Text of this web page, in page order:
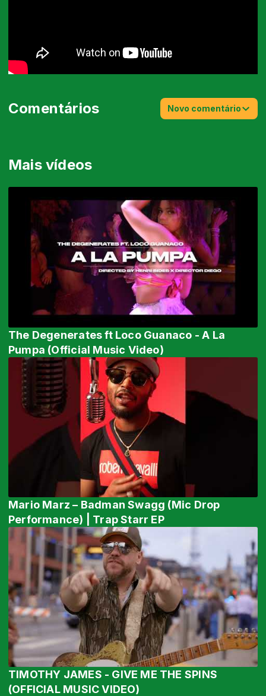
Mais vídeos
The Degenerates ft Loco Guanaco - A La
Pumpa (Official Music Video)
Mario Marz – Badman Swagg (Mic Drop
Performance) | Trap Starr EP
TIMOTHY JAMES - GIVE ME THE SPINS
(OFFICIAL MUSIC VIDEO)
Comentários Novo comentário